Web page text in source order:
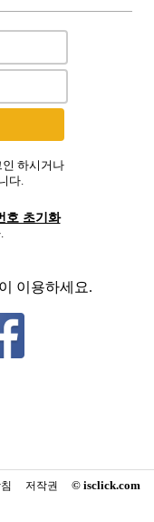
인 하시거나
다.
호 초기화
이용하세요.
© isclick.com
저작권